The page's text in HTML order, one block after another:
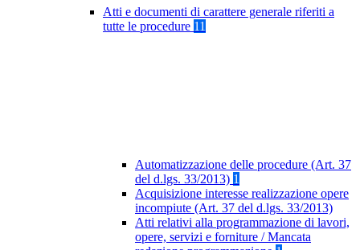
Atti e documenti di carattere generale riferiti a
tutte le procedure 11
Automatizzazione delle procedure (Art. 37
del d.lgs. 33/2013) 1
Acquisizione interesse realizzazione opere
incompiute (Art. 37 del d.lgs. 33/2013)
Atti relativi alla programmazione di lavori,
opere, servizi e forniture / Mancata